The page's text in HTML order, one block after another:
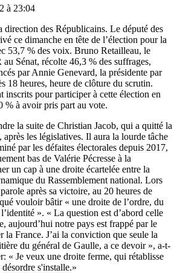
à 23:04
des Républicains. Le député des
ce dimanche en tête de l’élection pour la
53,7 % des voix. Bruno Retailleau, le
Sénat, récolte 46,3 % des suffrages,
par Annie Genevard, la présidente par
18 heures, heure de clôture du scrutin.
inscrits pour participer à cette élection en
% à avoir pris part au vote.
la suite de Christian Jacob, qui a quitté la
les législatives. Il aura la lourde tâche
par les défaites électorales depuis 2017,
bas de Valérie Pécresse à la
un cap à une droite écartelée entre la
du Rassemblement national. Lors
après sa victoire, au 20 heures de
vouloir bâtir « une droite de l’ordre, du
». « La question est d’abord celle
aujourd’hui notre pays est frappé par le
la France. J’ai la conviction que seule la
du général de Gaulle, a ce devoir », a-t-
« Je veux une droite ferme, qui rétablisse
s'installe.»